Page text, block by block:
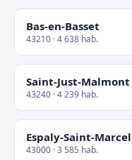
Bas-en-Basset
43210 · 4 638 hab.
Saint-Just-Malmont
43240 · 4 239 hab.
Espaly-Saint-Marcel
43000 · 3 585 hab.